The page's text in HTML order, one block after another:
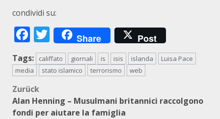
condividi su:
Facebook
Twitter
Share Post
Tags: califfato giornali is isis islanda
Luisa Pace
media
stato islamico terrorismo web
Beitragsnavigation
Zurück
Alan Henning – Musulmani britannici raccolgono
fondi per aiutare la famiglia